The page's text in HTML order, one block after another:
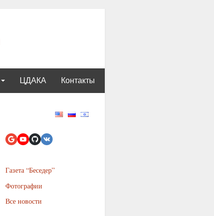
ЦДАКА Контакты
Газета “Беседер”
Фотографии
Все новости